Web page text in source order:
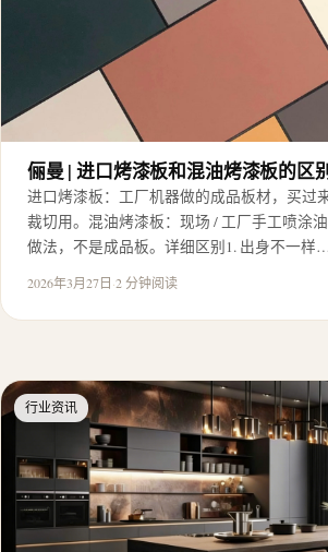
俪曼 | 进口烤漆板和混油烤漆板的区
进口烤漆板：工厂机器做的成品板材，买过
裁切用。混油烤漆板：现场 / 工厂手工喷涂
做法，不是成品板。详细区别1. 出身不一样…
2026年3月27日·2 分钟阅读
行业资讯